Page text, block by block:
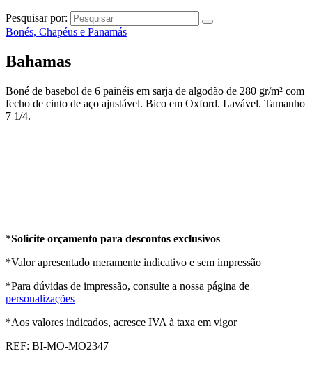
Pesquisar por:
Bonés, Chapéus e Panamás
Bahamas
Boné de basebol de 6 painéis em sarja de algodão de 280 gr/m² com
fecho de cinto de aço ajustável. Bico em Oxford. Lavável. Tamanho
7 1/4.
*Solicite orçamento para descontos exclusivos
*Valor apresentado meramente indicativo e sem impressão
*Para dúvidas de impressão, consulte a nossa página de
personalizações
*Aos valores indicados, acresce IVA à taxa em vigor
REF: BI-MO-MO2347